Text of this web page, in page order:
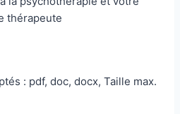
thérapeute
: pdf, doc, docx, Taille max.